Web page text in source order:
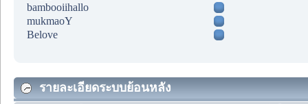
bambooiihallo
mukmaoY
Belove
รายละเอียดระบบย้อนหลัง